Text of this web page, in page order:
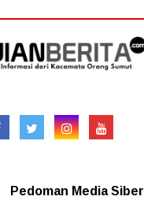
Pedoman Media Siber